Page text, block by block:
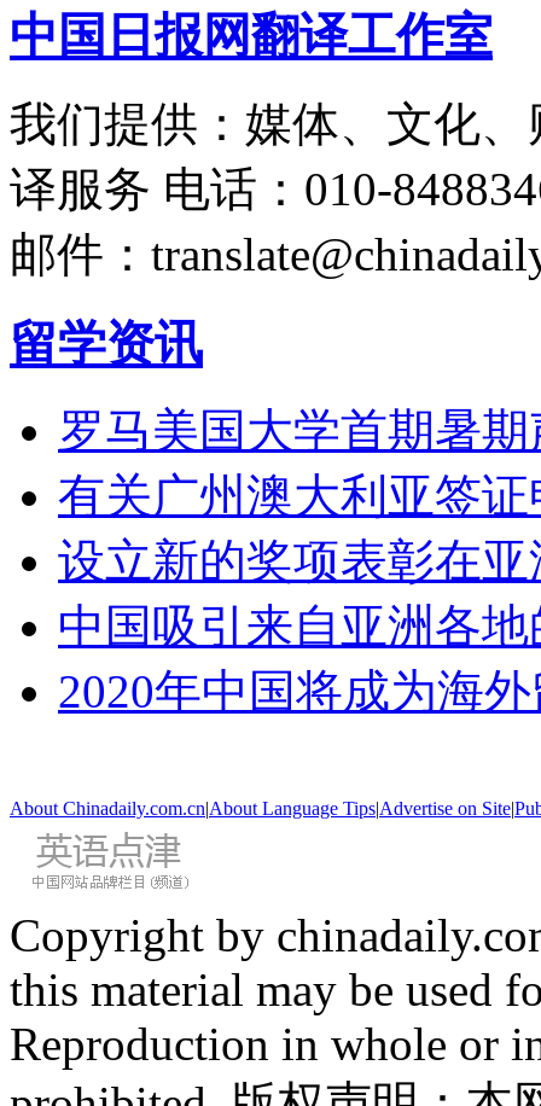
中国日报网翻译工作室
我们提供：媒体、文化
译服务 电话：010-
邮件：
留学资讯
罗马美国大学首期暑
有关广州澳大利亚签
设立新的奖项表彰在
中国吸引来自亚洲各
2020年中国将成为海
About Chinadaily.com.cn|About Language Tips|Advertise on Site|
Copyright by
this material may be used
Reproduction in whole or